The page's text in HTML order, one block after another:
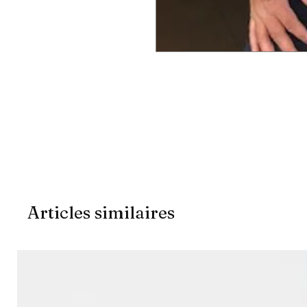
Articles similaires